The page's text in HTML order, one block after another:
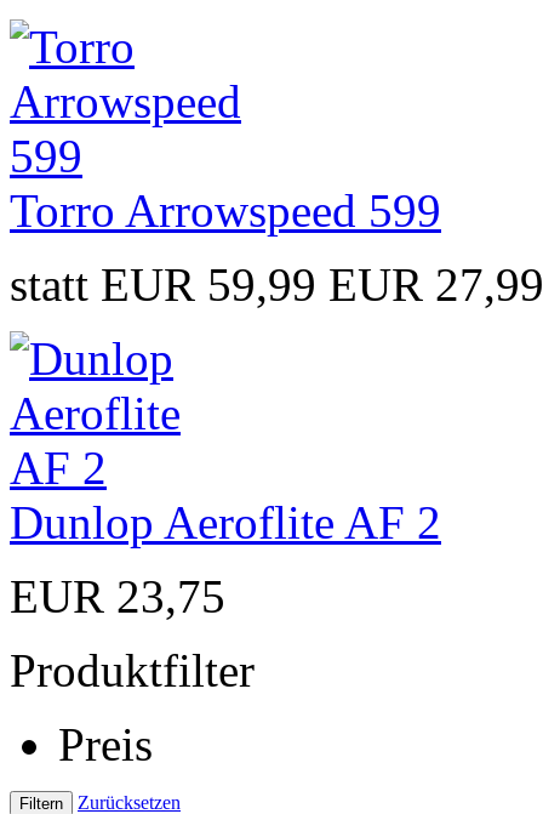
Torro Arrowspeed 599
statt EUR 59,99 EUR
Dunlop Aeroflite AF 2
EUR 23,75
Produktfilter
Preis
Zurücksetzen